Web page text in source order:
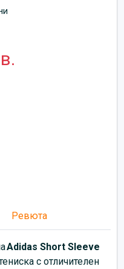
Ревюта
Adidas Short Sleeve
с отличителен